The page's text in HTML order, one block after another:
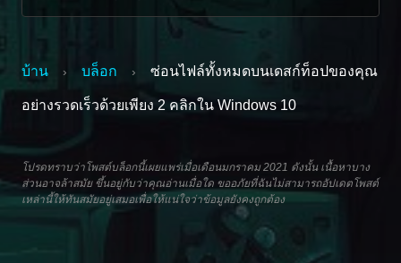
บ้าน › บล็อก › ซ่อนไฟล์ทั้งหมดบนเดสก์ท็อปของคุณ
อย่างรวดเร็วด้วยเพียง 2 คลิกใน Windows 10
โปรดทราบว่าโพสต์บล็อกนี้เผยแพร่เมื่อเดือนมกราคม 2021 ดังนั้น เนื้อหาบาง
ส่วนอาจล้าสมัย ขึ้นอยู่กับว่าคุณอ่านเมื่อใด ขออภัยที่ฉันไม่สามารถอัปเดตโพสต์
เหล่านี้ให้ทันสมัยอยู่เสมอเพื่อให้แน่ใจว่าข้อมูลยังคงถูกต้อง